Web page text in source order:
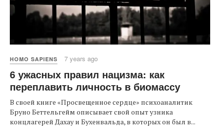
HOMO SAPIENS 7 years ago
6 ужасных правил нацизма: как
переплавить личность в биомассу
В своей книге «Просвещенное сердце» психоаналитик
Бруно Беттельгейм описывает свой опыт узника
концлагерей Дахау и Бухенвальда, в которых он был в...